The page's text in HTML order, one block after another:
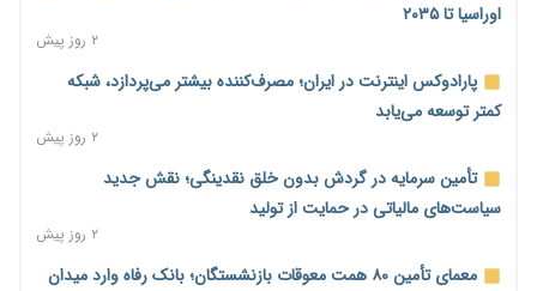
اوراسیا تا ۲۰۳۵
۲ روز پیش
پارادوکس اینترنت در ایران؛ مصرف‌کننده بیشتر می‌پردازد، شبکه
کمتر توسعه می‌یابد
۲ روز پیش
تأمین سرمایه در گردش بدون خلق نقدینگی؛ نقش جدید
سیاست‌های مالیاتی در حمایت از تولید
۲ روز پیش
معمای تأمین ۸۰ همت معوقات بازنشستگان؛ بانک رفاه وارد میدان